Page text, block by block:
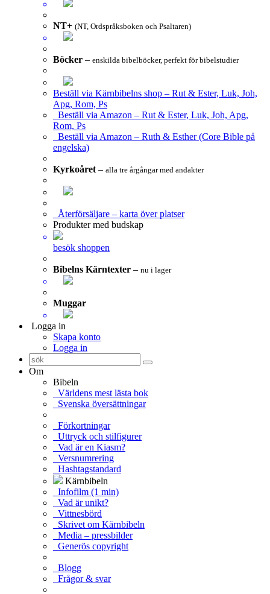
NT+ (NT, Ordspråksboken och Psaltaren)
Böcker – enskilda bibelböcker, perfekt för bibelstudier
Beställ via Kärnbibelns shop – Rut & Ester, Luk, Joh,
Apg, Rom, Ps
Beställ via Amazon – Rut & Ester, Luk, Joh, Apg,
Rom, Ps
Beställ via Amazon – Ruth & Esther (Core Bible på
engelska)
Kyrkoåret – alla tre årgångar med andakter
Återförsäljare – karta över platser
Produkter med budskap
besök shoppen
Bibelns Kärntexter – nu i lager
Muggar
Logga in
Skapa konto
Logga in
Om
Bibeln
Världens mest lästa bok
Svenska översättningar
Förkortningar
Uttryck och stilfigurer
Vad är en Kiasm?
Versnumrering
Hashtagstandard
Kärnbibeln
Infofilm (1 min)
Vad är unikt?
Vittnesbörd
Skrivet om Kärnbibeln
Media – pressbilder
Generös copyright
Blogg
Frågor & svar